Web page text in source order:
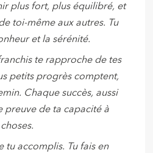
plus fort, plus équilibré, et
toi-même aux autres. Tu
et la sérénité.
te rapproche de tes
petits progrès comptent,
Chaque succès, aussi
preuve de ta capacité à
tu accomplis. Tu fais en